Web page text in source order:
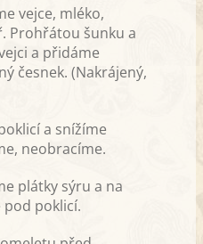
vejce, mléko,
Prohřátou šunku a
a přidáme
česnek. (Nakrájený,
a snížíme
neobracíme.
plátky sýru a na
poklicí.